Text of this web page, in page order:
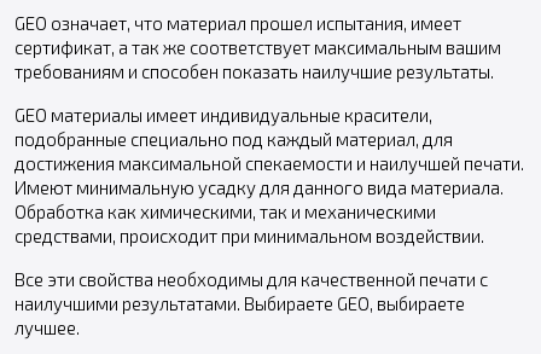
GEO означает, что материал прошел испытания, имеет
сертификат, а так же соответствует максимальным вашим
требованиям и способен показать наилучшие результаты.
GEO материалы имеет индивидуальные красители,
подобранные специально под каждый материал, для
достижения максимальной спекаемости и наилучшей печати.
Имеют минимальную усадку для данного вида материала.
Обработка как химическими, так и механическими
средствами, происходит при минимальном воздействии.
Все эти свойства необходимы для качественной печати с
наилучшими результатами. Выбираете GEO, выбираете
лучшее.